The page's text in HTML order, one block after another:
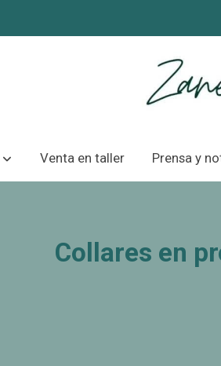
Venta en taller Prensa y
Collares en